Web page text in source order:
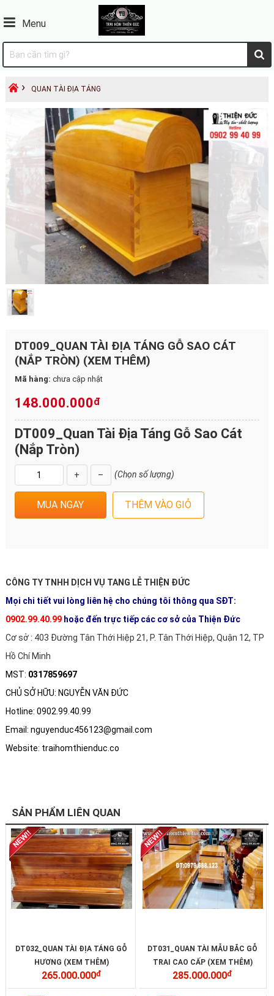
Menu
› QUAN TÀI ĐỊA TÁNG
DT009_QUAN TÀI ĐỊA TÁNG GỖ SAO CÁT
(NẮP TRÒN) (XEM THÊM)
Mã hàng: chưa cập nhật
148.000.000đ
DT009_Quan Tài Địa Táng Gỗ Sao Cát
(Nắp Tròn)
+ – (Chọn số lượng)
CÔNG TY TNHH DỊCH VỤ TANG LỄ THIỆN ĐỨC
Mọi chi tiết vui lòng liên hệ cho chúng tôi thông qua SĐT:
0902.99.40.99hoặc đến trực tiếp các cơ sở của Thiện Đức
Cơ sở : 403 Đường Tân Thới Hiệp 21, P. Tân Thới Hiệp, Quận 12, TP
Hồ Chí Minh
MST: 0317859697
CHỦ SỞ HỮU: NGUYỄN VĂN ĐỨC
Hotline: 0902.99.40.99
Email: nguyenduc456123@gmail.com
Website: traihomthienduc.co
SẢN PHẨM LIÊN QUAN
DT032_QUAN TÀI ĐỊA TÁNG GỖ
HƯƠNG (XEM THÊM)
265.000.000đ
DT031_QUAN TÀI MẪU BẮC GỖ
TRAI CAO CẤP (XEM THÊM)
285.000.000đ